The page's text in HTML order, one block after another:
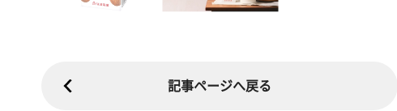
記事ページへ戻る